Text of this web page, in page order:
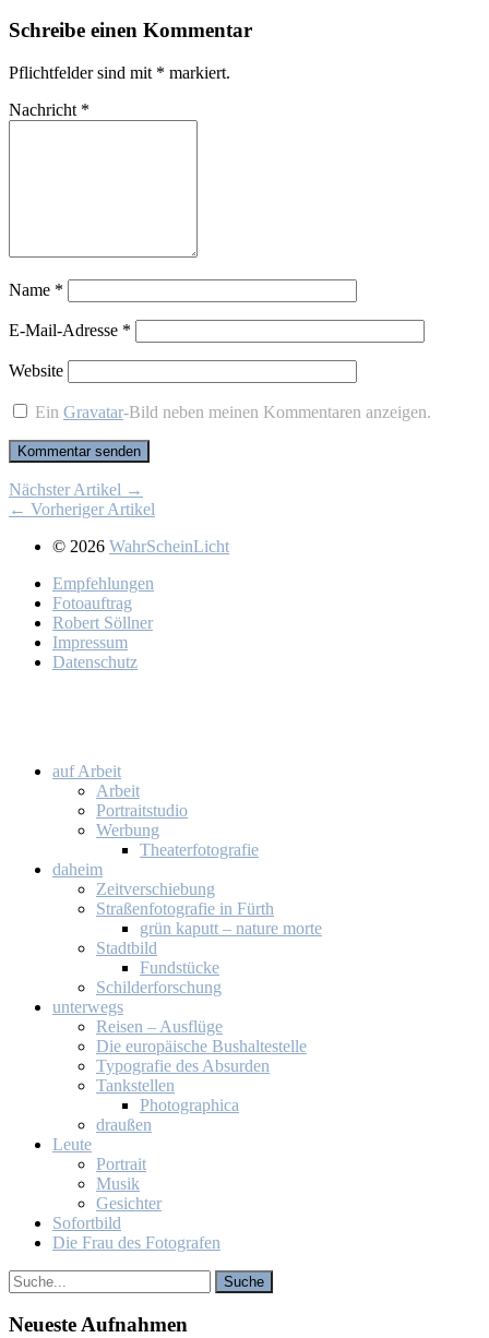
Schreibe einen Kommentar
Pflichtfelder sind mit * markiert.
Nachricht *
Name *
E-Mail-Adresse *
Website
EinGravatar-Bild neben meinen Kommentaren anzeigen.
Nächster Artikel →
← Vorheriger Artikel
© 2026 WahrScheinLicht
Emp­feh­lun­gen
Fo­to­auf­trag
Ro­bert Söll­ner
Im­pres­sum
Da­ten­schutz
auf Ar­beit
Ar­beit
Por­trait­stu­dio
Wer­bung
Thea­ter­fo­to­gra­fie
da­heim
Zeit­ver­schie­bung
Stra­ßen­fo­to­gra­fie in Fürth
grün ka­putt – na­tu­re mor­te
Stadt­bild
Fund­stü­cke
Schil­der­for­schung
un­ter­wegs
Rei­sen – Aus­flü­ge
Die eu­ro­päi­sche Bus­hal­te­stel­le
Ty­po­gra­fie des Ab­sur­den
Tank­stel­len
Pho­to­gra­phi­ca
drau­ßen
Leu­te
Por­trait
Mu­sik
Ge­sich­ter
So­fort­bild
Die Frau des Fo­to­gra­fen
Neu­es­te Auf­nah­men